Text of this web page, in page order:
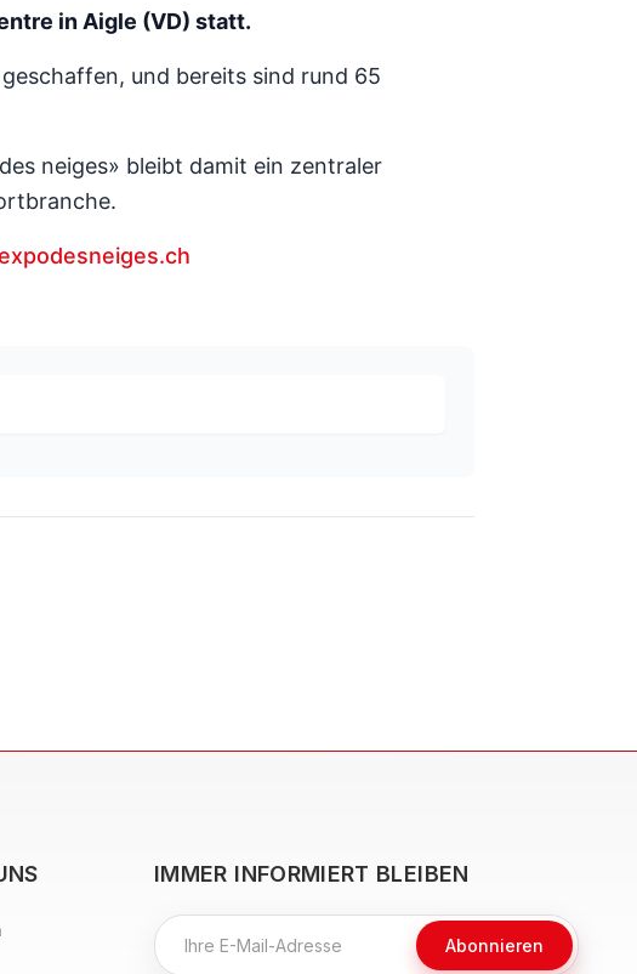
in Aigle (VD) statt.
und bereits sind rund 65
neiges» bleibt damit ein zentraler
IMMER INFORMIERT BLEIBEN
Abonnieren